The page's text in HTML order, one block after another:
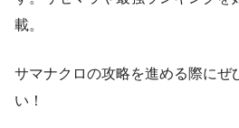
載。
サマナクロの攻略を進める際にぜ
い！